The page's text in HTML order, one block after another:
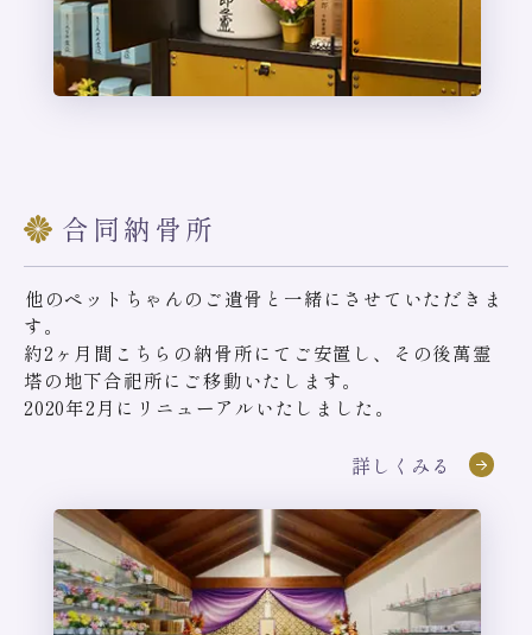
合同納骨所
他のペットちゃんのご遺骨と一緒にさせていただきま
す。
約2ヶ月間こちらの納骨所にてご安置し、その後萬霊
塔の地下合祀所にご移動いたします。
2020年2月にリニューアルいたしました。
詳しくみる